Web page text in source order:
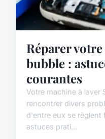
Réparer
bubble :
courantes
Votre machine à laver
rencontrer divers
d'entre eux se règlent
astuces prati...